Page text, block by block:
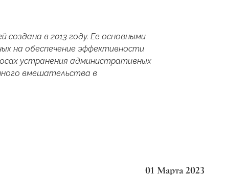
в 2013 году. Ее основными
на обеспечение эффективности
устранения административных
вмешательства в
01 Марта 2023